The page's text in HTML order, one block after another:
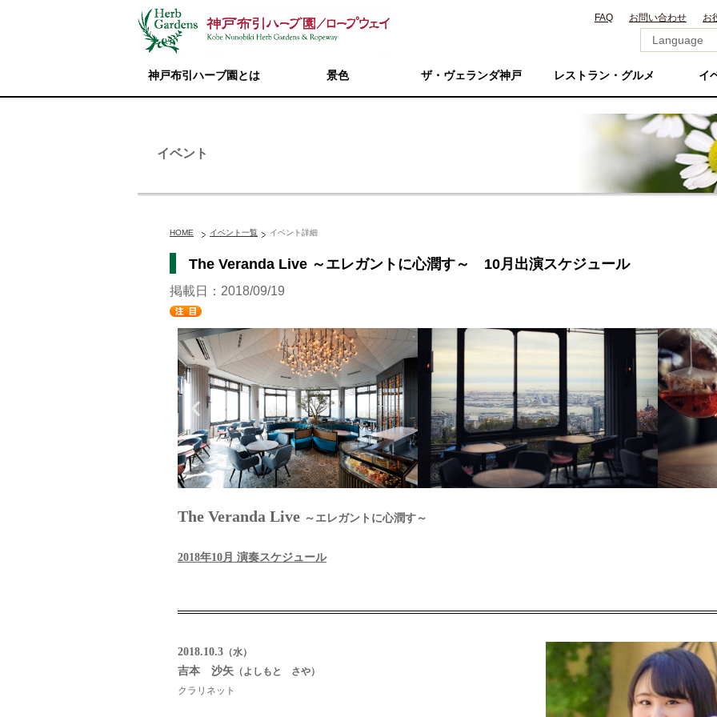
FAQ お問い合わせ お
神戸布引ハーブ園とは 景色 ザ・ヴェランダ神戸 レストラン・グルメ イ
イベント
HOME イベント一覧 イベント詳細
The Veranda Live ～エレガントに心潤す～ 10月出演スケジュール
掲載日：2018/09/19
The Veranda Live ～エレガントに心潤す～
2018年10月 演奏スケジュール
2018.10.3 （水）
吉本 沙矢 （よしもと さや）
クラリネット